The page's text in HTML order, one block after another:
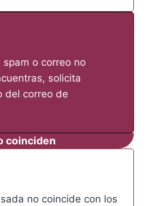
o correo no
solicita
del correo de
coinciden
no coincide con los